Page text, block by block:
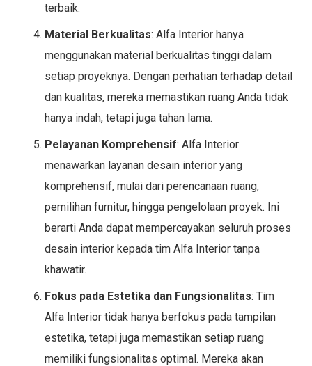
terbaik.
Material Berkualitas: Alfa Interior hanya
menggunakan material berkualitas tinggi dalam
setiap proyeknya. Dengan perhatian terhadap detail
dan kualitas, mereka memastikan ruang Anda tidak
hanya indah, tetapi juga tahan lama.
Pelayanan Komprehensif: Alfa Interior
menawarkan layanan desain interior yang
komprehensif, mulai dari perencanaan ruang,
pemilihan furnitur, hingga pengelolaan proyek. Ini
berarti Anda dapat mempercayakan seluruh proses
desain interior kepada tim Alfa Interior tanpa
khawatir.
Fokus pada Estetika dan Fungsionalitas: Tim
Alfa Interior tidak hanya berfokus pada tampilan
estetika, tetapi juga memastikan setiap ruang
memiliki fungsionalitas optimal. Mereka akan